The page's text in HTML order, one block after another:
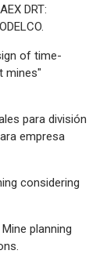
DRT:
of time-
mines"
para división
empresa
considering
planning